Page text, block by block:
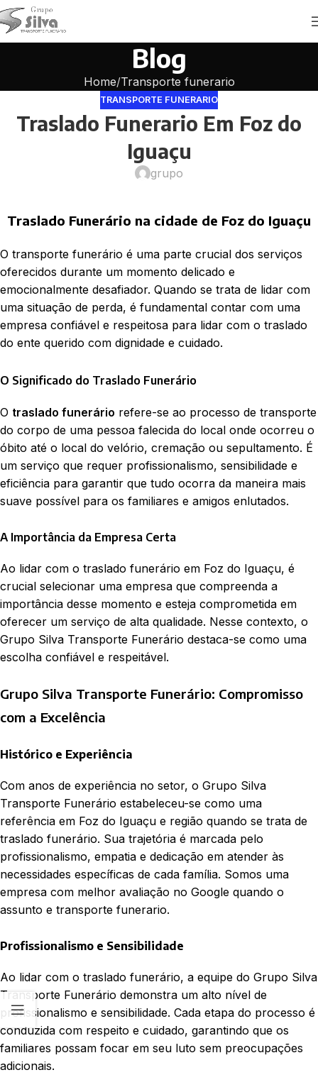
Blog
Home Transporte funerario
TRANSPORTE FUNERARIO
Traslado Funerario Em Foz do
Iguaçu
grupo
Traslado Funerário na cidade de Foz do Iguaçu
O transporte funerário é uma parte crucial dos serviços
oferecidos durante um momento delicado e
emocionalmente desafiador. Quando se trata de lidar com
uma situação de perda, é fundamental contar com uma
empresa confiável e respeitosa para lidar com o traslado
do ente querido com dignidade e cuidado.
O Significado do Traslado Funerário
O traslado funerário refere-se ao processo de transporte
do corpo de uma pessoa falecida do local onde ocorreu o
óbito até o local do velório, cremação ou sepultamento. É
um serviço que requer profissionalismo, sensibilidade e
eficiência para garantir que tudo ocorra da maneira mais
suave possível para os familiares e amigos enlutados.
A Importância da Empresa Certa
Ao lidar com o traslado funerário em Foz do Iguaçu, é
crucial selecionar uma empresa que compreenda a
importância desse momento e esteja comprometida em
oferecer um serviço de alta qualidade. Nesse contexto, o
Grupo Silva Transporte Funerário destaca-se como uma
escolha confiável e respeitável.
Grupo Silva Transporte Funerário: Compromisso
com a Excelência
Histórico e Experiência
Com anos de experiência no setor, o Grupo Silva
Transporte Funerário estabeleceu-se como uma
referência em Foz do Iguaçu e região quando se trata de
traslado funerário. Sua trajetória é marcada pelo
profissionalismo, empatia e dedicação em atender às
necessidades específicas de cada família. Somos uma
empresa com melhor avaliação no Google quando o
assunto e transporte funerario.
Profissionalismo e Sensibilidade
Ao lidar com o traslado funerário, a equipe do Grupo Silva
Transporte Funerário demonstra um alto nível de
profissionalismo e sensibilidade. Cada etapa do processo é
conduzida com respeito e cuidado, garantindo que os
familiares possam focar em seu luto sem preocupações
adicionais.